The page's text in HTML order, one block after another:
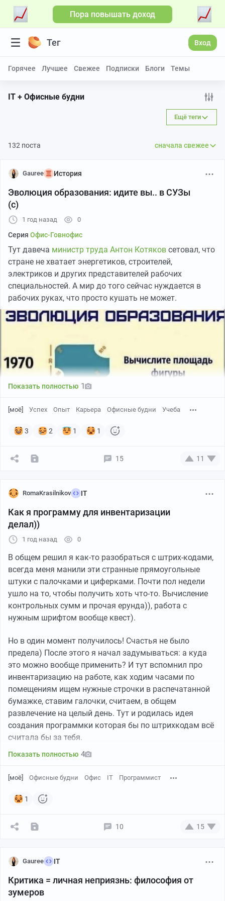
Пора повышать доход
Тег Вход
Горячее Лучшее Свежее Подписки Блоги Темы
IT + Офисные будни
Ещё теги
132 поста сначала свежее
Gauree История
Эволюция образования: идите вы.. в СУЗы
(с)
1 год назад 0
Серия Офис-Говнофис
Тут давеча министр труда Антон Котяков сетовал, что
стране не хватает энергетиков, строителей,
электриков и других представителей рабочих
специальностей. А мир до того сейчас нуждается в
рабочих руках, что просто кушать не может.
Вот уже зарплаты сварщиков выше, чем зарплаты
айтишников. Вот престиж рабочих профессий растёт
неостановимо, молочные реки с мармеладными
корабликами текут к заводским проходным.
И вообще, высшее образование – это, конечно,
хорошо, но на всех его не хватит. Да и не надо. Идите-
ка вы, граждане, в ССУЗы – то есть в средние
специальные учебные заведения, они же старые
добрые ПТУ. Там выучат на кого хош: хоть на токаря,
хоть на пекаря.
Получайте рабочие специальности, чешите занимать
труда. Он человек информированный, грамотный, да и
виду… а, нет, простите, это поисковик нам подсунул
душой кривить не надо.
Показать полностью 1
[моё] Успех Опыт Карьера Офисные будни Учеба
3 2 1 1
15 11
RomaKrasilnikov IT
Как я программу для инвентаризации
делал))
1 год назад 0
В общем решил я как-то разобраться с штрих-кодами,
всегда меня манили эти странные прямоугольные
штуки с палочками и циферками. Почти пол недели
ушло на то, чтобы получить хоть что-то. Вычисление
контрольных сумм и прочая ерунда)), работа с
нужным шрифтом вообще квест).
Но в один момент получилось! Счастья не было
предела) После этого я начал задумываться: а куда
это можно вообще применить? И тут вспомнил про
инвентаризацию на работе, как ходим часами по
помещениям ищем нужные строчки в распечатанной
бумажке, ставим галочки, считаем, в общем
развлечение на целый день. Тут и родилась идея
создания программки которая бы по штрихкодам всё
считала бы за тебя.
Показать полностью 4
[моё] Офисные будни Офис IT Программист
1
10 15
Gauree IT
Критика = личная неприязнь: философия от
зумеров